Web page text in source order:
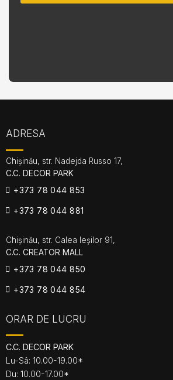
ADRESA
Chișinău, str. Nadejda Russo 17,
C.C. DECOR PARK
+373 78 044 853
+373 78 044 881
Chișinău, str. Calea Ieșilor 91,
C.C. CREATOR MALL
+373 78 044 850
+373 78 044 854
ORAR DE LUCRU
C.C. DECOR PARK
Lu-Sâ: 10.00-19.00*
Du: 10.00-17.00*